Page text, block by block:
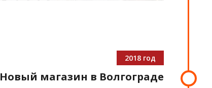
2018 год
Новый магазин в Волгограде